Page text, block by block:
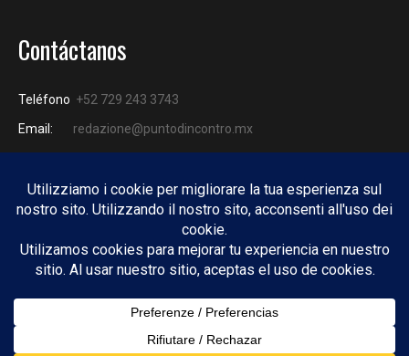
Contáctanos
Teléfono +52 729 243 3743
Email:
redazione@puntodincontro.mx
PUNTODINCONTRO
Copyright © 2025 Puntodincontro